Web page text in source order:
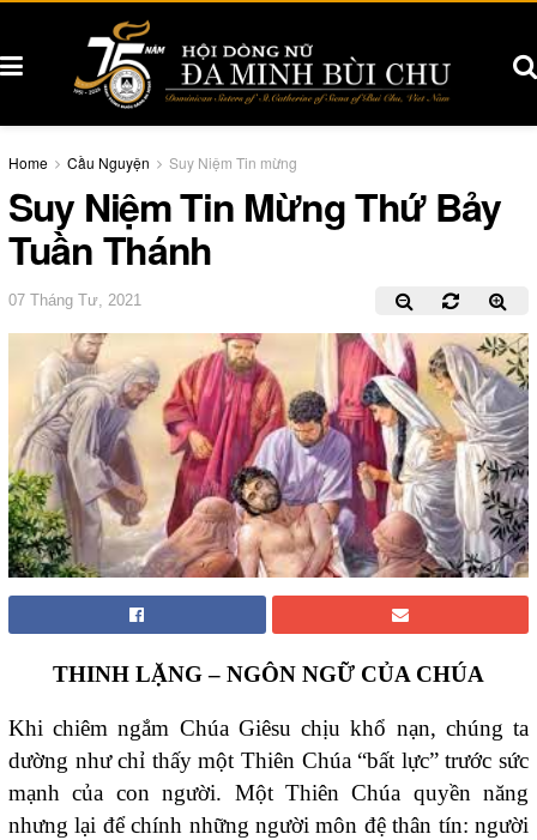
Home Cầu Nguyện Suy Niệm Tin mừng
Suy Niệm Tin Mừng Thứ Bảy
Tuần Thánh
07 Tháng Tư, 2021
THINH LẶNG – NGÔN NGỮ CỦA CHÚA
Khi chiêm ngắm Chúa Giêsu chịu khổ nạn, chúng ta
dường như chỉ thấy một Thiên Chúa “bất lực” trước sức
mạnh của con người. Một Thiên Chúa quyền năng
nhưng lại để chính những người môn đệ thân tín: người